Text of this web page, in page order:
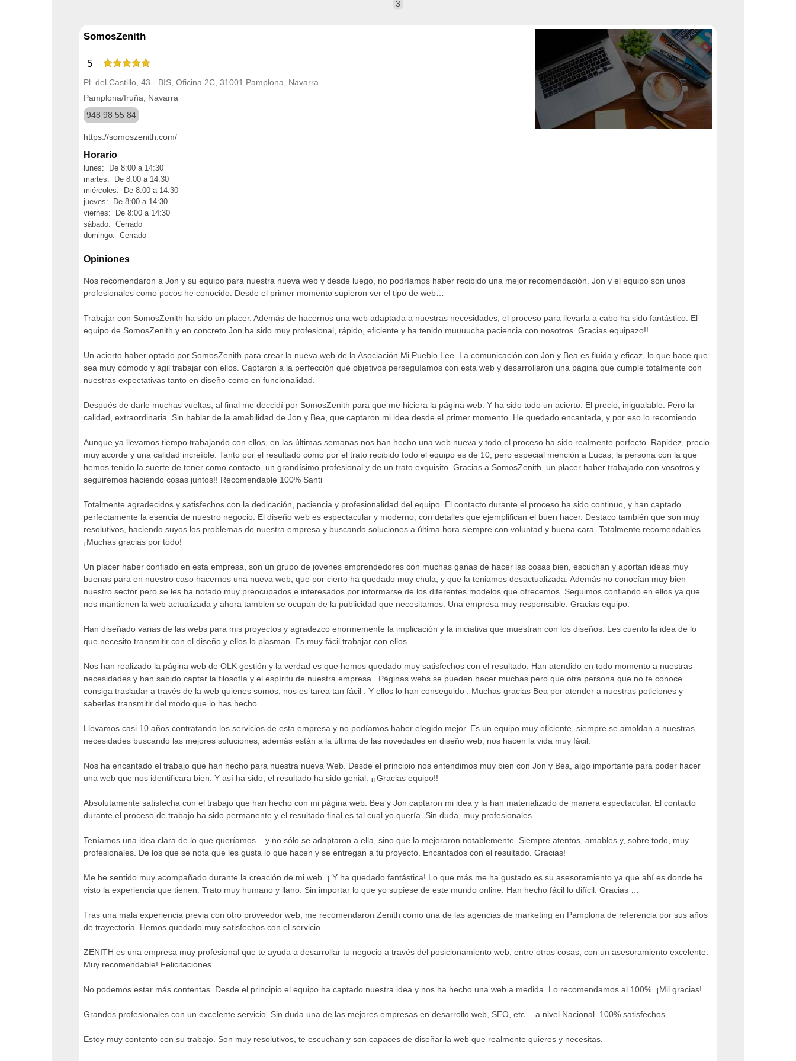
3
SomosZenith
5
Pl. del Castillo, 43 - BIS, Oficina 2C, 31001 Pamplona, Navarra
Pamplona/Iruña, Navarra
948 98 55 84
https://somoszenith.com/
Horario
lunes: De 8:00 a 14:30
martes: De 8:00 a 14:30
miércoles: De 8:00 a 14:30
jueves: De 8:00 a 14:30
viernes: De 8:00 a 14:30
sábado: Cerrado
domingo: Cerrado
Opiniones
Nos recomendaron a Jon y su equipo para nuestra nueva web y desde luego, no podríamos haber recibido una mejor recomendación. Jon y el equipo son unos
profesionales como pocos he conocido. Desde el primer momento supieron ver el tipo de web…
Trabajar con SomosZenith ha sido un placer. Además de hacernos una web adaptada a nuestras necesidades, el proceso para llevarla a cabo ha sido fantástico. El
equipo de SomosZenith y en concreto Jon ha sido muy profesional, rápido, eficiente y ha tenido muuuucha paciencia con nosotros. Gracias equipazo!!
Un acierto haber optado por SomosZenith para crear la nueva web de la Asociación Mi Pueblo Lee. La comunicación con Jon y Bea es fluida y eficaz, lo que hace que
sea muy cómodo y ágil trabajar con ellos. Captaron a la perfección qué objetivos perseguíamos con esta web y desarrollaron una página que cumple totalmente con
nuestras expectativas tanto en diseño como en funcionalidad.
Después de darle muchas vueltas, al final me deccidí por SomosZenith para que me hiciera la página web. Y ha sido todo un acierto. El precio, inigualable. Pero la
calidad, extraordinaria. Sin hablar de la amabilidad de Jon y Bea, que captaron mi idea desde el primer momento. He quedado encantada, y por eso lo recomiendo.
Aunque ya llevamos tiempo trabajando con ellos, en las últimas semanas nos han hecho una web nueva y todo el proceso ha sido realmente perfecto. Rapidez, precio
muy acorde y una calidad increíble. Tanto por el resultado como por el trato recibido todo el equipo es de 10, pero especial mención a Lucas, la persona con la que
hemos tenido la suerte de tener como contacto, un grandísimo profesional y de un trato exquisito. Gracias a SomosZenith, un placer haber trabajado con vosotros y
seguiremos haciendo cosas juntos!! Recomendable 100% Santi
Totalmente agradecidos y satisfechos con la dedicación, paciencia y profesionalidad del equipo. El contacto durante el proceso ha sido continuo, y han captado
perfectamente la esencia de nuestro negocio. El diseño web es espectacular y moderno, con detalles que ejemplifican el buen hacer. Destaco también que son muy
resolutivos, haciendo suyos los problemas de nuestra empresa y buscando soluciones a última hora siempre con voluntad y buena cara. Totalmente recomendables
¡Muchas gracias por todo!
Un placer haber confiado en esta empresa, son un grupo de jovenes emprendedores con muchas ganas de hacer las cosas bien, escuchan y aportan ideas muy
buenas para en nuestro caso hacernos una nueva web, que por cierto ha quedado muy chula, y que la teniamos desactualizada. Además no conocían muy bien
nuestro sector pero se les ha notado muy preocupados e interesados por informarse de los diferentes modelos que ofrecemos. Seguimos confiando en ellos ya que
nos mantienen la web actualizada y ahora tambien se ocupan de la publicidad que necesitamos. Una empresa muy responsable. Gracias equipo.
Han diseñado varias de las webs para mis proyectos y agradezco enormemente la implicación y la iniciativa que muestran con los diseños. Les cuento la idea de lo
que necesito transmitir con el diseño y ellos lo plasman. Es muy fácil trabajar con ellos.
Nos han realizado la página web de OLK gestión y la verdad es que hemos quedado muy satisfechos con el resultado. Han atendido en todo momento a nuestras
necesidades y han sabido captar la filosofía y el espíritu de nuestra empresa . Páginas webs se pueden hacer muchas pero que otra persona que no te conoce
consiga trasladar a través de la web quienes somos, nos es tarea tan fácil . Y ellos lo han conseguido . Muchas gracias Bea por atender a nuestras peticiones y
saberlas transmitir del modo que lo has hecho.
Llevamos casi 10 años contratando los servicios de esta empresa y no podíamos haber elegido mejor. Es un equipo muy eficiente, siempre se amoldan a nuestras
necesidades buscando las mejores soluciones, además están a la última de las novedades en diseño web, nos hacen la vida muy fácil.
Nos ha encantado el trabajo que han hecho para nuestra nueva Web. Desde el principio nos entendimos muy bien con Jon y Bea, algo importante para poder hacer
una web que nos identificara bien. Y así ha sido, el resultado ha sido genial. ¡¡Gracias equipo!!
Absolutamente satisfecha con el trabajo que han hecho con mi página web. Bea y Jon captaron mi idea y la han materializado de manera espectacular. El contacto
durante el proceso de trabajo ha sido permanente y el resultado final es tal cual yo quería. Sin duda, muy profesionales.
Teníamos una idea clara de lo que queríamos... y no sólo se adaptaron a ella, sino que la mejoraron notablemente. Siempre atentos, amables y, sobre todo, muy
profesionales. De los que se nota que les gusta lo que hacen y se entregan a tu proyecto. Encantados con el resultado. Gracias!
Me he sentido muy acompañado durante la creación de mi web. ¡ Y ha quedado fantástica! Lo que más me ha gustado es su asesoramiento ya que ahí es donde he
visto la experiencia que tienen. Trato muy humano y llano. Sin importar lo que yo supiese de este mundo online. Han hecho fácil lo difícil. Gracias …
Tras una mala experiencia previa con otro proveedor web, me recomendaron Zenith como una de las agencias de marketing en Pamplona de referencia por sus años
de trayectoria. Hemos quedado muy satisfechos con el servicio.
ZENITH es una empresa muy profesional que te ayuda a desarrollar tu negocio a través del posicionamiento web, entre otras cosas, con un asesoramiento excelente.
Muy recomendable! Felicitaciones
No podemos estar más contentas. Desde el principio el equipo ha captado nuestra idea y nos ha hecho una web a medida. Lo recomendamos al 100%. ¡Mil gracias!
Grandes profesionales con un excelente servicio. Sin duda una de las mejores empresas en desarrollo web, SEO, etc… a nivel Nacional. 100% satisfechos.
Estoy muy contento con su trabajo. Son muy resolutivos, te escuchan y son capaces de diseñar la web que realmente quieres y necesitas.